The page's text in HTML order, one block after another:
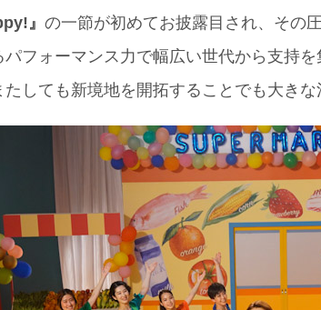
』 の一節が初めてお披露目され、その
パフォーマンス力で幅広い世代から支持
たしても新境地を開拓することでも大きな